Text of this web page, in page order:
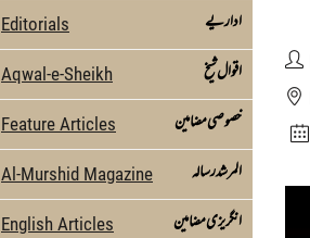
Editorials اداریے
Aqwal-e-Sheikh اقوال شیخ
Feature Articles خصوصی مضامین
Al-Murshid Magazine المرشد رسالہ
English Articles انگریزی مضامین